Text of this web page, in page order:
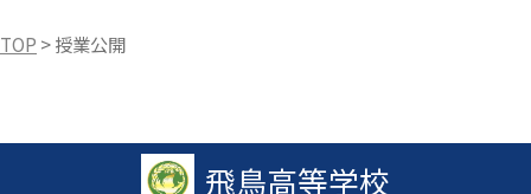
TOP >授業公開
飛鳥高等学校